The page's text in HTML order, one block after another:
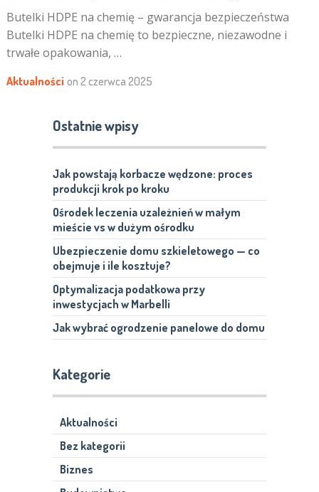
Butelki HDPE na chemię – gwarancja bezpieczeństwa
Butelki HDPE na chemię to bezpieczne, niezawodne i
trwałe opakowania, …
Aktualności on 2 czerwca 2025
Ostatnie wpisy
Jak powstają korbacze wędzone: proces
produkcji krok po kroku
Ośrodek leczenia uzależnień w małym
mieście vs w dużym ośrodku
Ubezpieczenie domu szkieletowego — co
obejmuje i ile kosztuje?
Optymalizacja podatkowa przy
inwestycjach w Marbelli
Jak wybrać ogrodzenie panelowe do domu
Kategorie
Aktualności
Bez kategorii
Biznes